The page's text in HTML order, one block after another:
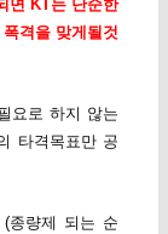
면 KT는 단순한
격을 맞게될것
요로 하지 않는
타격목표만 공
(종량제 되는 순